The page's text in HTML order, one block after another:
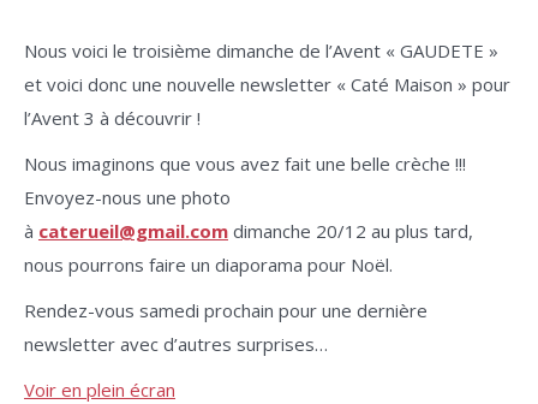
Nous voici le troisième dimanche de l’Avent « GAUDETE »
et voici donc une nouvelle newsletter « Caté Maison » pour
l’Avent 3 à découvrir !
Nous imaginons que vous avez fait une belle crèche !!!
Envoyez-nous une photo
à caterueil@gmail.com dimanche 20/12 au plus tard,
nous pourrons faire un diaporama pour Noël.
Rendez-vous samedi prochain pour une dernière
newsletter avec d’autres surprises…
Voir en plein écran